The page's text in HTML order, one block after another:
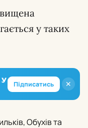
у таких
✕
у
Підписатись
Обухів та